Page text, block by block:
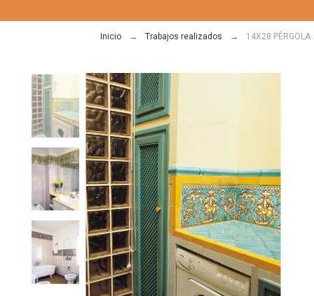
Inicio Trabajos realizados 14X28 PÉRGOLA